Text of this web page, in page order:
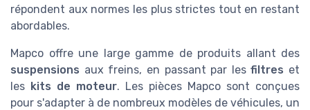
répondent aux normes les plus strictes tout en restant
abordables.
Mapco offre une large gamme de produits allant des
suspensions aux freins, en passant par lesfiltres et
les kits de moteur. Les pièces Mapco sont conçues
pour s'adapter à de nombreux modèles de véhicules, un